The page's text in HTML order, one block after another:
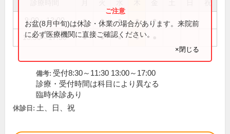
9:00～12:00 ● ● ● ● ●
13:30～17:30 ● ● ● ●
お盆(8月中旬)は休診・休業の場合があります。来院前
に必ず医療機関に直接ご確認ください。
×閉じる
備考: 受付8:30～11:30 13:00～17:00
診療・受付時間は科目により異なる
臨時休診あり
休診日: 土、日、祝